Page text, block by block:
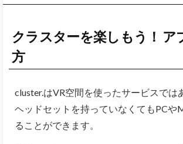
クラスターを楽しもう！ ア
方
cluster.はVR空間を使ったサービスでは
ヘッドセットを持っていなくてもPCや
ることができます。